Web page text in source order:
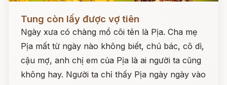
Tung còn lấy được vợ tiên
Ngày xưa có chàng mồ côi tên là Pịa. Cha mẹ
Pịa mất từ ngày nào không biết, chú bác, cô dì,
cậu mợ, anh chị em của Pịa là ai người ta cũng
không hay. Người ta chỉ thấy Pịa ngày ngày vào